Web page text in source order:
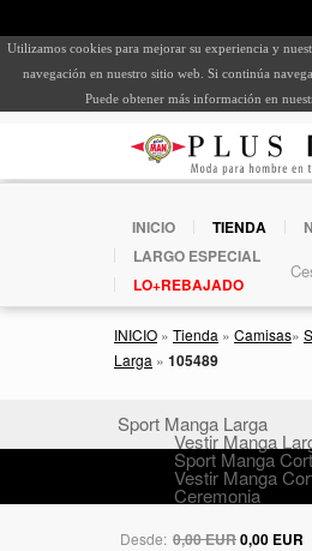
Utilizamos cookies para mejorar su experiencia y
navegación en nuestro sitio web. Si continúa
Puede obtener más información en
INICIO TIENDA
LARGO ESPECIAL
LO+REBAJADO
INICIO » Tienda » Camisas»
Larga » 105489
Sport Manga Larga
Vestir Manga
Sport Manga
Vestir Manga
Ceremonia
Desde: 0,00 EUR0,00 EUR